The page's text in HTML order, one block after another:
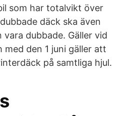
som har totalvikt över
däck ska även
dubbade. Gäller vid
den 1 juni gäller att
på samtliga hjul.